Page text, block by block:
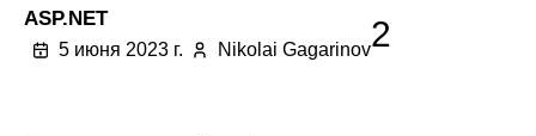
ASP.NET
5 июня 2023 г. Nikolai Gagarinov2